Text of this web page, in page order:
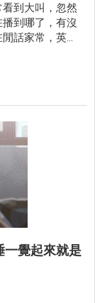
到大叫，忽然
到哪了，有沒
話家常，英雄
一覺起來就是